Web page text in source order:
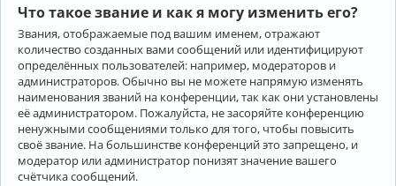
Что такое звание и как я могу изменить его?
Звания, отображаемые под вашим именем, отражают
количество созданных вами сообщений или идентифицируют
определённых пользователей: например, модераторов и
администраторов. Обычно вы не можете напрямую изменять
наименования званий на конференции, так как они установлены
её администратором. Пожалуйста, не засоряйте конференцию
ненужными сообщениями только для того, чтобы повысить
своё звание. На большинстве конференций это запрещено, и
модератор или администратор понизят значение вашего
счётчика сообщений.